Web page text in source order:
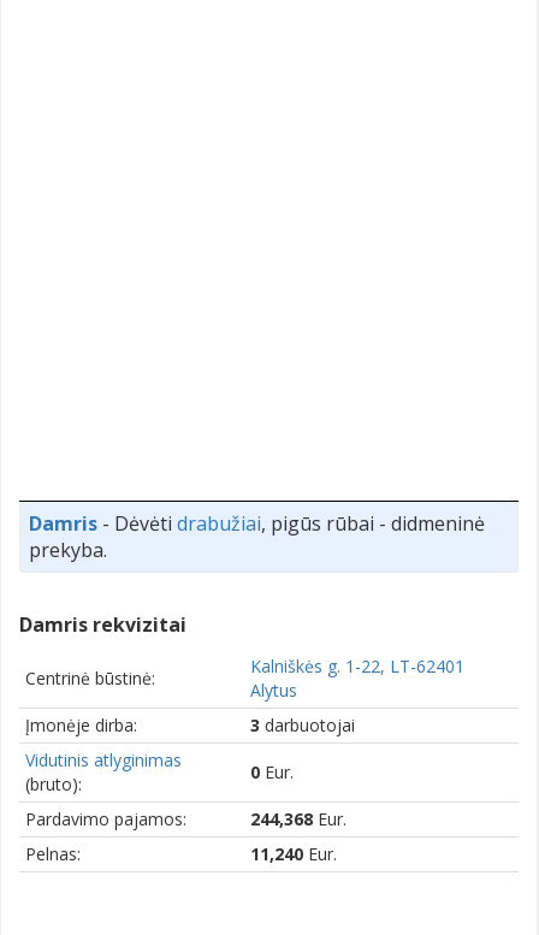
Damris - Dėvėti drabužiai, pigūs rūbai - didmeninė
prekyba.
Damris rekvizitai
Centrinė būstinė:
Kalniškės g. 1-22, LT-62401
Alytus
Įmonėje dirba:
3 darbuotojai
Vidutinis atlyginimas
(bruto):
0 Eur.
Pardavimo pajamos: 244,368 Eur.
Pelnas:
11,240 Eur.